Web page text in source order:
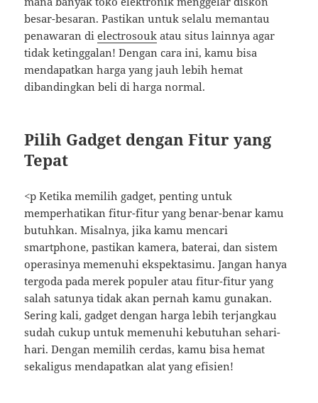
besar-besaran. Pastikan untuk selalu memantau
penawaran dielectrosouk atau situs lainnya agar
tidak ketinggalan! Dengan cara ini, kamu bisa
mendapatkan harga yang jauh lebih hemat
dibandingkan beli di harga normal.
Pilih Gadget dengan Fitur yang
Tepat
<p Ketika memilih gadget, penting untuk
memperhatikan fitur-fitur yang benar-benar kamu
butuhkan. Misalnya, jika kamu mencari
smartphone, pastikan kamera, baterai, dan sistem
operasinya memenuhi ekspektasimu. Jangan hanya
tergoda pada merek populer atau fitur-fitur yang
salah satunya tidak akan pernah kamu gunakan.
Sering kali, gadget dengan harga lebih terjangkau
sudah cukup untuk memenuhi kebutuhan sehari-
hari. Dengan memilih cerdas, kamu bisa hemat
sekaligus mendapatkan alat yang efisien!